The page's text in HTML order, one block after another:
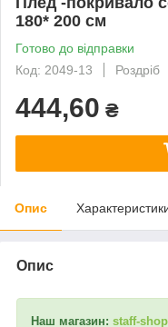
180* 200 см
Готово до відправки
Код: 2049-13
Роздріб
444,60 ₴
Опис
Опис
Наш магазин: staff-